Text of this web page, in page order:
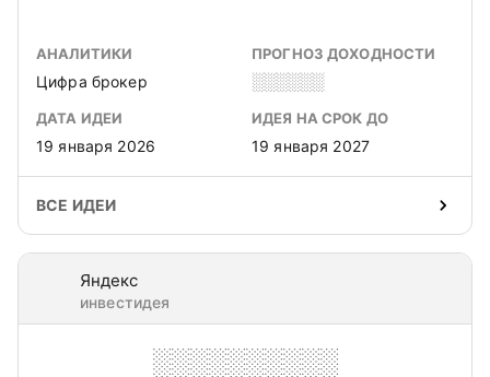
АНАЛИТИКИ
Цифра брокер
ПРОГНОЗ ДОХОДНОСТИ
░░░░░░
ДАТА ИДЕИ
19 января 2026
ИДЕЯ НА СРОК ДО
19 января 2027
ВСЕ ИДЕИ
Яндекс
инвестидея
░░░░░░░░░░